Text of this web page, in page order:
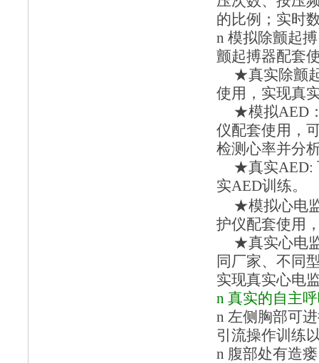
的比例；实时
n 模拟除颤起
颤起搏器配套
★真实除颤
使用，实现真
★模拟AED
仪配套使用，
检测心率并分
★真实AED:
实AED训练。
★模拟心电
护仪配套使用
★真实心电
同厂家、不同
实现真实心电
n 真实的自主
n 左侧胸部可
引流操作训练
n 腹部处有造